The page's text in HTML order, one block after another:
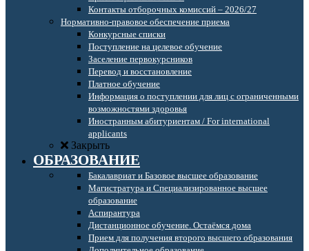
Контакты отборочных комиссий – 2026/27
Нормативно-правовое обеспечение приема
Конкурсные списки
Поступление на целевое обучение
Заселение первокурсников
Перевод и восстановление
Платное обучение
Информация о поступлении для лиц с ограниченными
возможностями здоровья
Иностранным абитуриентам / For international
applicants
Закрыть
ОБРАЗОВАНИЕ
Бакалавриат и Базовое высшее образование
Магистратура и Специализированное высшее
образование
Аспирантура
Дистанционное обучение. Остаёмся дома
Прием для получения второго высшего образования